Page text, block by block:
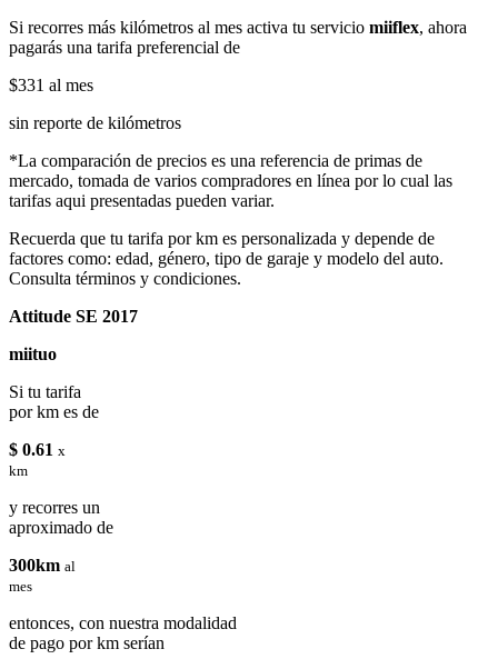
Si recorres más kilómetros al mes activa tu servicio miiflex, ahora
pagarás una tarifa preferencial de
$331 al mes
sin reporte de kilómetros
*La comparación de precios es una referencia de primas de
mercado, tomada de varios compradores en línea por lo cual las
tarifas aqui presentadas pueden variar.
Recuerda que tu tarifa por km es personalizada y depende de
factores como: edad, género, tipo de garaje y modelo del auto.
Consulta términos y condiciones.
Attitude SE 2017
miituo
Si tu tarifa
por km es de
$ 0.61 x
km
y recorres un
aproximado de
300km al
mes
entonces, con nuestra modalidad
de pago por km serían